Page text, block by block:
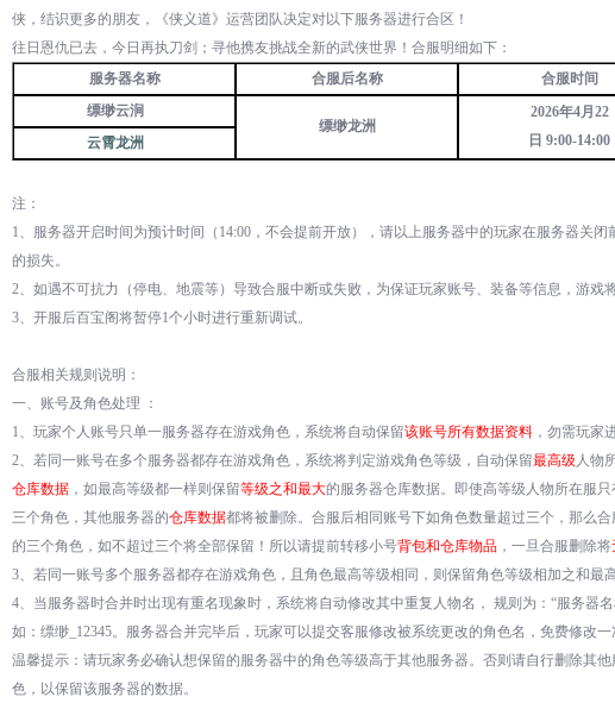
侠，结识更多的朋友，《侠义道》运营团队决定对以下服务器进行合区！
往日恩仇已去，今日再执刀剑；寻他携友挑战全新的武侠世界！合服明细如下：
服务器名称
合服后名称
合服时间
缥缈云涧
缥缈龙洲
2026年4月 22
日 9:00-14:00
云霄龙洲
注：
1、服务器开启时间为预计时间（ 14:00 ，不会提前开放），请以上服务器中的玩家在服务器关
的损失。
2、如遇不可抗力（停电、地震等）导致合服中断或失败，为保证玩家账号、装备等信息，游戏
3、开服后百宝阁将暂停1个小时进行重新调试。
合服相关规则说明：
一、账号及角色处理
：
1、玩家个人账号只单一服务器存在游戏角色，系统将自动保留该账号所有数据资料 ，勿需玩家
2、若同一账号在多个服务器都存在游戏角色，系统将判定游戏角色等级，自动保留最高级 人物
仓库数据 ，如最高等级都一样则保留等级之和最大的服务器仓库数据。即使高等级人物所在服
三个角色，其他服务器的仓库数据都将被删除。合服后相同账号下如角色数量超过三个，那么
的三个角色，如不超过三个将全部保留！所以请提前转移小号背包和仓库物品 ，一旦合服删除将
3、若同一账号多个服务器都存在游戏角色，且角色最高等级相同，则保留角色等级相加之和最
4、当服务器时合并时出现有重名现象时，系统将自动修改其中重复人物名， 规则为：“服务器
如：缥缈 _12345。服务器合并完毕后，玩家可以提交客服修改被系统更改的角色名，免费修改一
温馨提示：请玩家务必确认想保留的服务器中的角色等级高于其他服务器。否则请自行删除其他
色，以保留该服务器的数据。